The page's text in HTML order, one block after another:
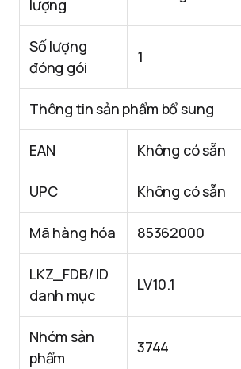
lượng
Số lượng
đóng gói
1
Thông tin sản phẩm bổ sung
EAN Không có sẵn
UPC Không có sẵn
Mã hàng hóa 85362000
LKZ_FDB/ ID
danh mục
LV10.1
Nhóm sản
phẩm
3744